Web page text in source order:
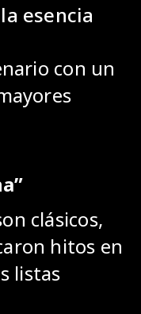
esencia
con un
clásicos,
hitos en
listas